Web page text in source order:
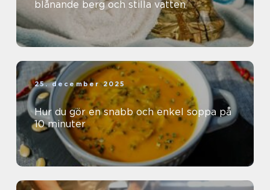
blånande berg och stilla vatten
25. december 2025
Hur du gör en snabb och enkel soppa på
10 minuter